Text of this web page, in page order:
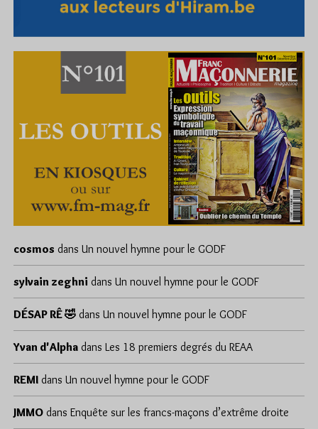
cosmos dans Un nouvel hymne pour le GODF
sylvain zeghni dans Un nouvel hymne pour le GODF
DÉSAP RÊ 🤣 dans Un nouvel hymne pour le GODF
Yvan d'Alpha dans Les 18 premiers degrés du REAA
REMI dans Un nouvel hymne pour le GODF
JMMO dans Enquête sur les francs-maçons d’extrême droite